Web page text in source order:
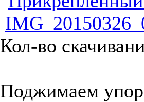
Кол-во
Поджимаем